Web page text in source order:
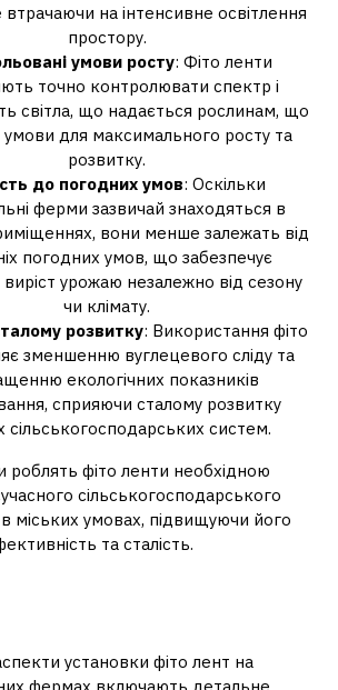
на інтенсивне освітлення
простору.
умови росту: Фіто ленти
точно контролювати спектр і
світла, що надається рослинам, що
умови для максимального росту та
розвитку.
до погодних умов: Оскільки
ферми зазвичай знаходяться в
вони менше залежать від
погодних умов, що забезпечує
виріст урожаю незалежно від сезону
чи клімату.
розвитку: Використання фіто
зменшенню вуглецевого сліду та
екологічних показників
сприяючи сталому розвитку
сільськогосподарських систем.
роблять фіто ленти необхідною
сільськогосподарського
міських умовах, підвищуючи його
та сталість.
установки фіто лент на